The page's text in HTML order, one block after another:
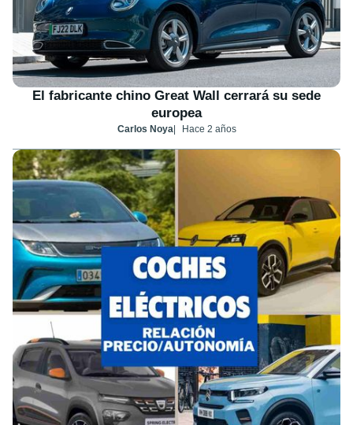
El fabricante chino Great Wall cerrará su sede
europea
Carlos Noya Hace 2 años